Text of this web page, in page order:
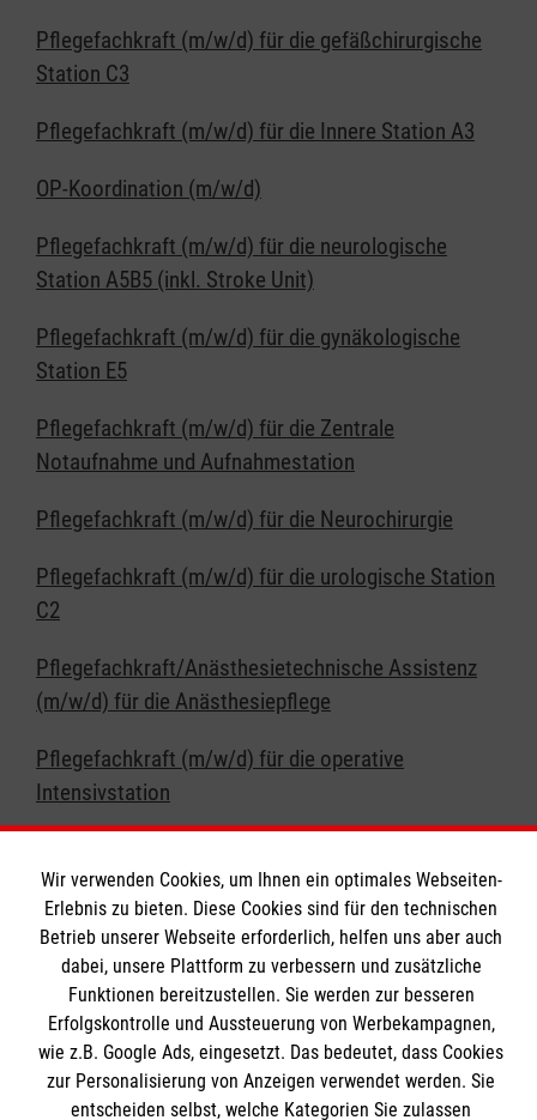
Pflegefachkraft (m/w/d) für die gefäßchirurgische
Station C3
Pflegefachkraft (m/w/d) für die Innere Station A3
OP-Koordination (m/w/d)
Pflegefachkraft (m/w/d) für die neurologische
Station A5B5 (inkl. Stroke Unit)
Pflegefachkraft (m/w/d) für die gynäkologische
Station E5
Pflegefachkraft (m/w/d) für die Zentrale
Notaufnahme und Aufnahmestation
Pflegefachkraft (m/w/d) für die Neurochirurgie
Pflegefachkraft (m/w/d) für die urologische Station
C2
Pflegefachkraft/Anästhesietechnische Assistenz
(m/w/d) für die Anästhesiepflege
Pflegefachkraft (m/w/d) für die operative
Intensivstation
Verwaltung
Kodierfachkraft (m/w/d) für das Medizincontrolling
MFA
Wir verwenden Cookies, um Ihnen ein optimales Webseiten-
Erlebnis zu bieten. Diese Cookies sind für den technischen
Betrieb unserer Webseite erforderlich, helfen uns aber auch
dabei, unsere Plattform zu verbessern und zusätzliche
Funktionen bereitzustellen. Sie werden zur besseren
Erfolgskontrolle und Aussteuerung von Werbekampagnen,
wie z.B. Google Ads, eingesetzt. Das bedeutet, dass Cookies
zur Personalisierung von Anzeigen verwendet werden. Sie
entscheiden selbst, welche Kategorien Sie zulassen